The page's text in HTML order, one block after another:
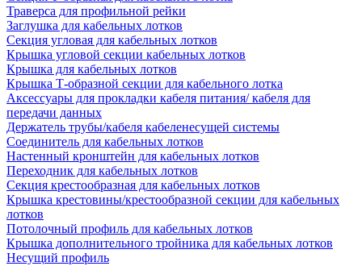
Траверса для профильной рейки
Заглушка для кабельных лотков
Секция угловая для кабельных лотков
Крышка угловой секции кабельных лотков
Крышка для кабельных лотков
Крышка Т-образной секции для кабельного лотка
Аксессуары для прокладки кабеля питания/ кабеля для
передачи данных
Держатель трубы/кабеля кабеленесущей системы
Соединитель для кабельных лотков
Настенный кронштейн для кабельных лотков
Переходник для кабельных лотков
Секция крестообразная для кабельных лотков
Крышка крестовины/крестообразной секции для кабельных
лотков
Потолочный профиль для кабельных лотков
Крышка дополнительного тройника для кабельных лотков
Несущий профиль